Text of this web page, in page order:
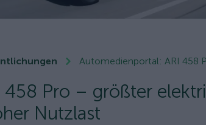
Automedienportal: ARI 458
Pro – größter
Nutzlast